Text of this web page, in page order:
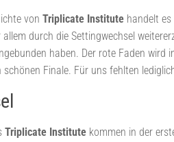
von Triplicate Institute handelt
allem durch die Settingwechsel
haben. Der rote Faden
schönen Finale. Für uns fehlten
Triplicate Institute kommen in der